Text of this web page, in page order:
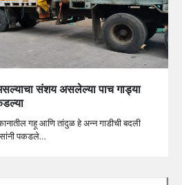
संशय असलेल्या पाच गाड्या
गहू आणि तांदुळ हे अन्न गाडीची बदली
पकडले…